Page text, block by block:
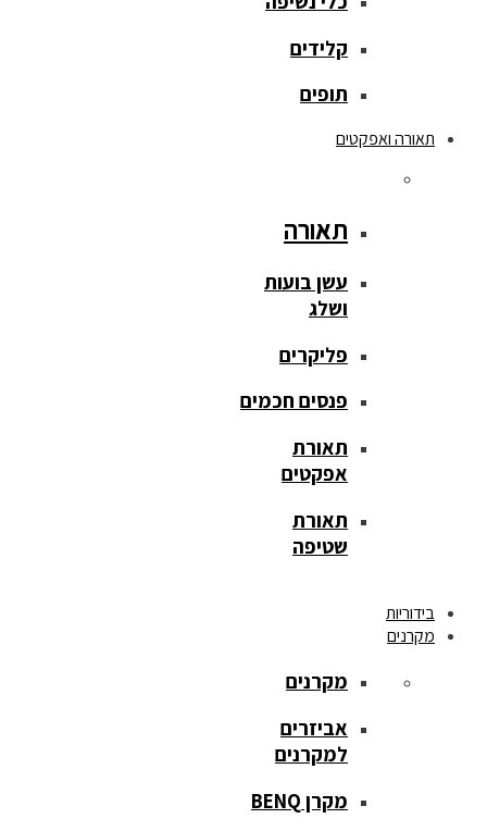
קלידים
תופים
תאורה ואפקטים
תאורה
עשן בועות
ושלג
פליקרים
פנסים חכמים
תאורת
אפקטים
תאורת
שטיפה
בידוריות
מקרנים
מקרנים
אביזרים
למקרנים
מקרן BENQ